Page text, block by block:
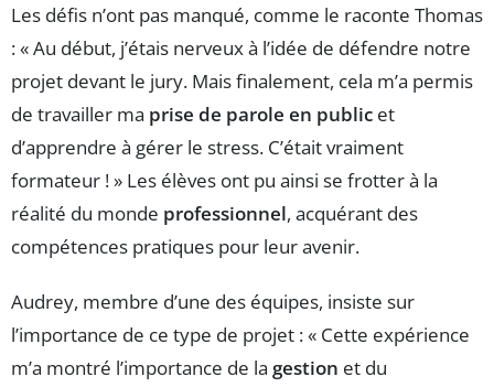
Les défis n’ont pas manqué, comme le raconte Thomas
: « Au début, j’étais nerveux à l’idée de défendre notre
projet devant le jury. Mais finalement, cela m’a permis
de travailler ma prise de parole en public et
d’apprendre à gérer le stress. C’était vraiment
formateur ! » Les élèves ont pu ainsi se frotter à la
réalité du monde professionnel, acquérant des
compétences pratiques pour leur avenir.
Audrey, membre d’une des équipes, insiste sur
l’importance de ce type de projet : « Cette expérience
m’a montré l’importance de la gestion et du